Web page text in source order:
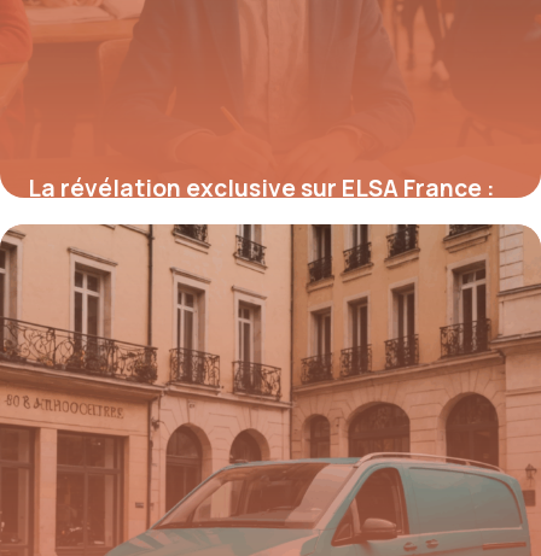
La révélation exclusive sur ELSA France :
comment ce réseau révolutionne
l’enseignement bilingue et booste la
croissance des écoles en un temps record
28 août 2025